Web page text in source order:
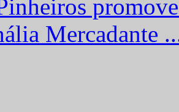
Mercadante